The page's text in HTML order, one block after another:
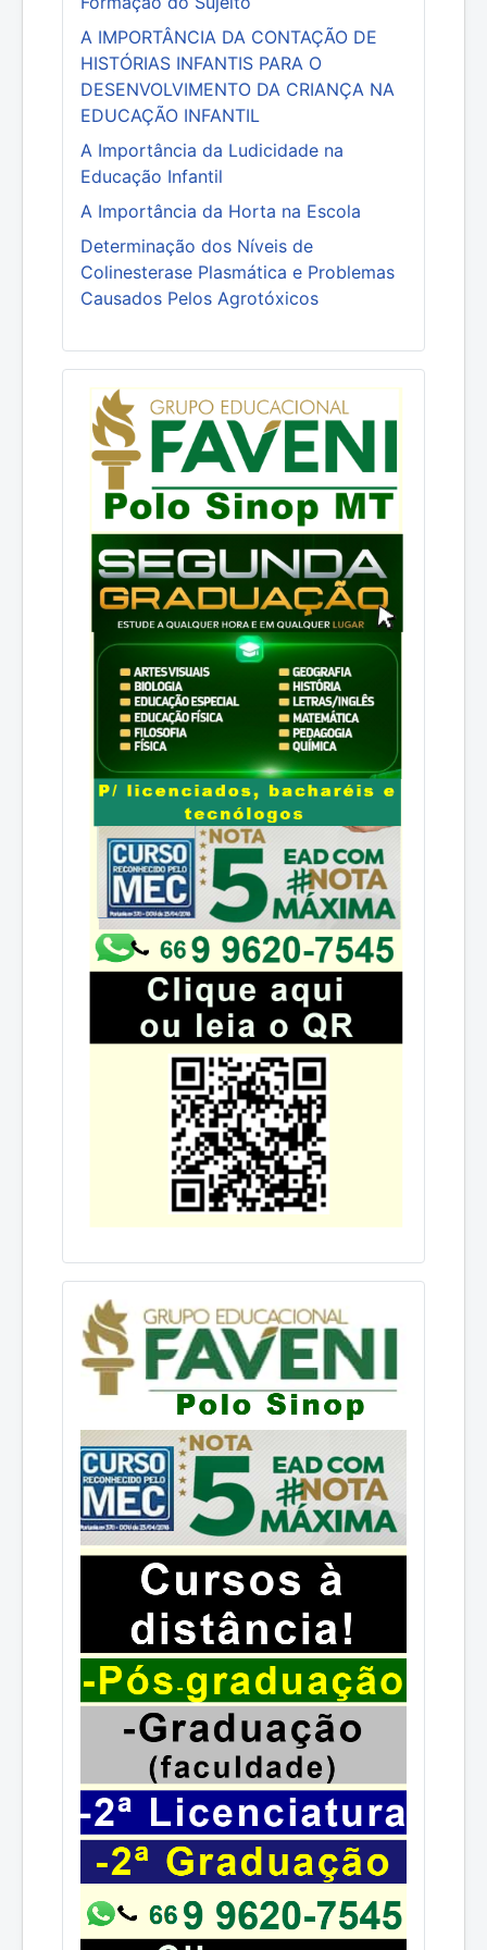
A IMPORTÂNCIA DA CONTAÇÃO DE
HISTÓRIAS INFANTIS PARA O
DESENVOLVIMENTO DA CRIANÇA NA
EDUCAÇÃO INFANTIL
A Importância da Ludicidade na
Educação Infantil
A Importância da Horta na Escola
Determinação dos Níveis de
Colinesterase Plasmática e Problemas
Causados Pelos Agrotóxicos